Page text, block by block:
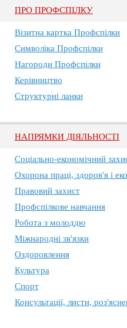
ПРО ПРОФСПIЛКУ
Візитна картка Профспілки
Символіка Профспілки
Нагороди Профспілки
Керівництво
Структурні ланки
НАПРЯМКИ ДІЯЛЬНОСТІ
Соціально-економічний
Охорона праці, здоров'я і
Правовий захист
Профспілкове навчання
Робота з молоддю
Міжнародні зв'язки
Оздоровлення
Культура
Спорт
Консультації, листи,